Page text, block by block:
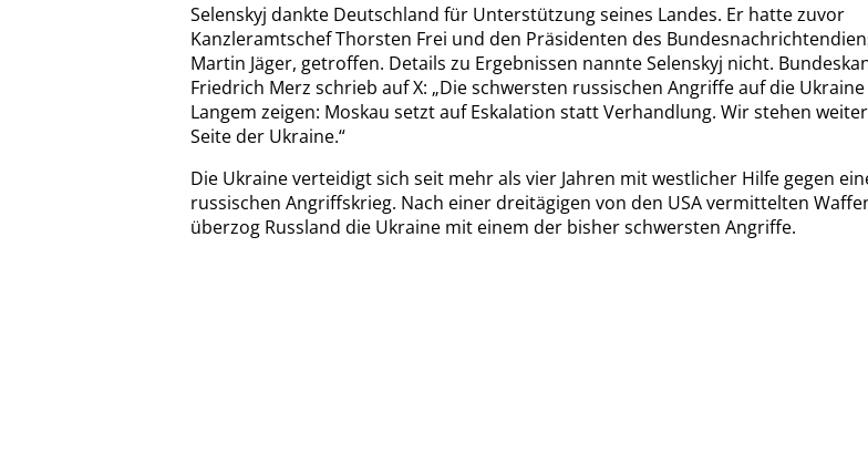
Selenskyj dankte Deutschland für Unterstützung seines Landes. Er hatte zuvor
Kanzleramtschef Thorsten Frei und den Präsidenten des
Martin Jäger, getroffen. Details zu Ergebnissen nannte Selenskyj nicht.
Friedrich Merz schrieb auf X: „Die schwersten russischen Angriffe auf die
Langem zeigen: Moskau setzt auf Eskalation statt Verhandlung. Wir stehen
Seite der Ukraine.“
Die Ukraine verteidigt sich seit mehr als vier Jahren mit westlicher Hilfe gegen
russischen Angriffskrieg. Nach einer dreitägigen von den USA vermittelten
überzog Russland die Ukraine mit einem der bisher schwersten Angriffe.